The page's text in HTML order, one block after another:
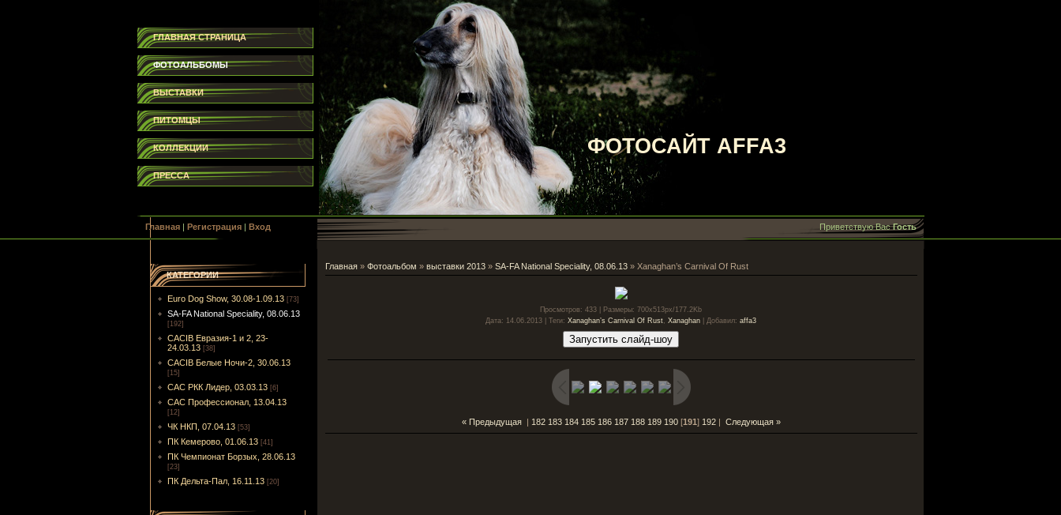
ФОТОСАЙТ AFFA3
ГЛАВНАЯ СТРАНИЦА
ФОТОАЛЬБОМЫ
ВЫСТАВКИ
ПИТОМЦЫ
КОЛЛЕКЦИИ
ПРЕССА
Главная| Регистрация| Вход Приветствую ВасГость
КАТЕГОРИИ
Euro Dog Show, 30.08-1.09.13 [73]
SA-FA National Speciality, 08.06.13
[192]
CACIB Евразия-1 и 2, 23-
24.03.13 [38]
CACIB Белые Ночи-2, 30.06.13
[15]
САС РКК Лидер, 03.03.13 [6]
САС Профессионал, 13.04.13
[12]
ЧК НКП, 07.04.13 [53]
ПК Кемерово, 01.06.13 [41]
ПК Чемпионат Борзых, 28.06.13
[23]
ПК Дельта-Пал, 16.11.13 [20]
Главная» Фотоальбом » выставки 2013» SA-FA National Speciality, 08.06.13» Xanaghan’s Carnival Of Rust
Просмотров: 433 | Размеры: 700x513px/177.2Kb
Дата: 14.06.2013 | Теги: Xanaghan’s Carnival Of Rust Xanaghan Добавил: affa3
« Предыдущая| 182 183 184 185 186 187 188 189 190[191] 192| Следующая »